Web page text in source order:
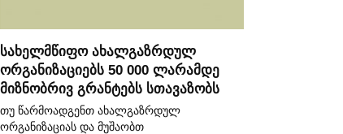
სახელმწიფო ახალგაზრდულ
ორგანიზაციებს 50 000 ლარამდე
მიზნობრივ გრანტებს სთავაზობს
თუ წარმოადგენთ ახალგაზრდულ
ორგანიზაციას და მუშაობთ